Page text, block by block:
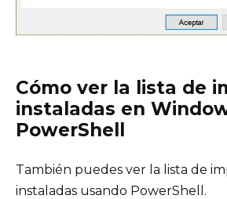
Cómo ver la lista de
instaladas en
PowerShell
También puedes ver la lista de
instaladas usando PowerShell.